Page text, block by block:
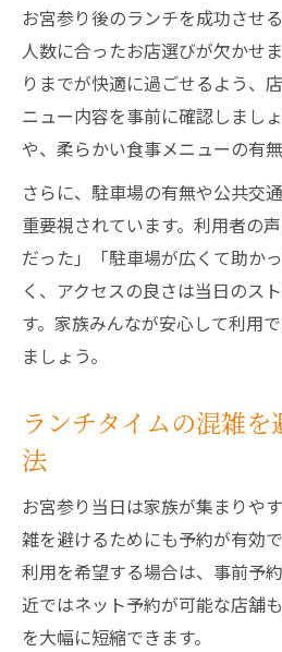
お宮参り後のランチを成功させ
人数に合ったお店選びが欠かせ
りまでが快適に過ごせるよう、
ニュー内容を事前に確認しまし
や、柔らかい食事メニューの有
さらに、駐車場の有無や公共交
重要視されています。利用者の
だった」「駐車場が広くて助か
く、アクセスの良さは当日のス
す。家族みんなが安心して利用
ましょう。
ランチタイムの混雑
法
お宮参り当日は家族が集まりや
雑を避けるためにも予約が有効
利用を希望する場合は、事前予
近ではネット予約が可能な店舗
を大幅に短縮できます。